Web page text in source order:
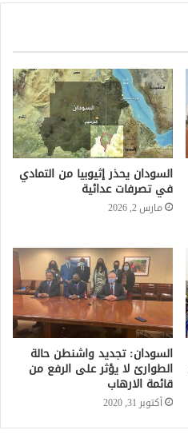
السودان يحذر إثيوبيا من التمادي
في تصرفات عدائية
مارس 2, 2026
السودان: تجديد واشنطن حالة
الطوارئ لا يؤثر على الرفع من
قائمة الارهاب
أكتوبر 31, 2020